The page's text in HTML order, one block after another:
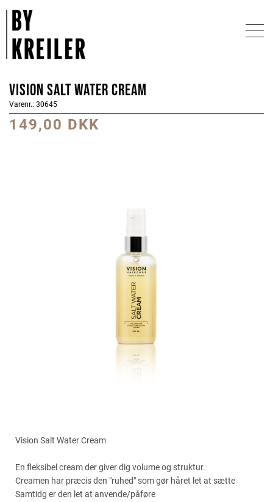
Vision Salt Water Cream
Varenr.: 30645
149,00 DKK
Vision Salt Water Cream
En fleksibel cream der giver dig volume og struktur.
Creamen har præcis den "ruhed" som gør håret let at sætte
Samtidg er den let at anvende/påføre